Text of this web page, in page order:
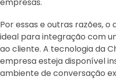
Por essas e outras razões,
ideal para integração com
ao cliente. A tecnologia da
empresa esteja disponível
ambiente de conversação